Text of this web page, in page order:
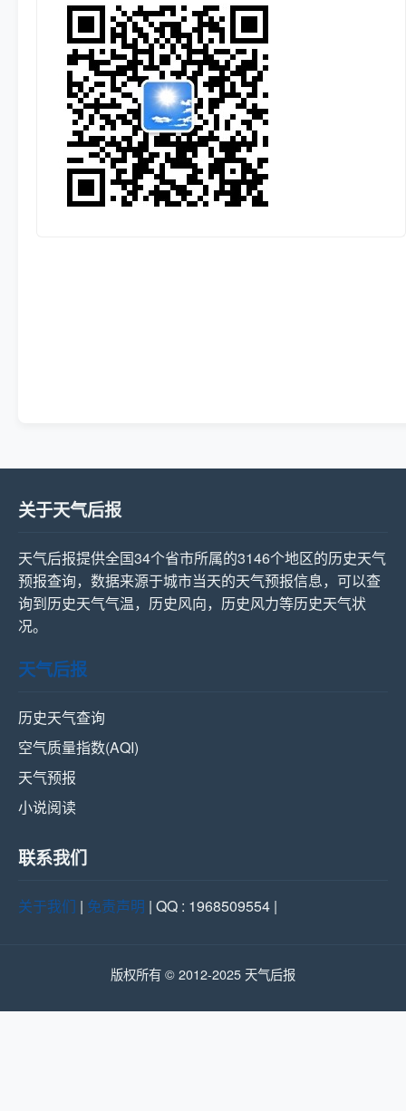
关于天气后报
天气后报提供全国34个省市所属的3146个地区的历史天气
预报查询，数据来源于城市当天的天气预报信息，可以查
询到历史天气气温，历史风向，历史风力等历史天气状
况。
天气后报
历史天气查询
空气质量指数(AQI)
天气预报
小说阅读
联系我们
关于我们 | 免责声明 | QQ : 1968509554 |
版权所有 © 2012-2025 天气后报